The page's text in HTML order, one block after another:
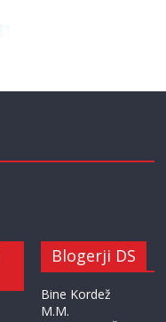
Blogerji DS
Bine Kordež
M.M.